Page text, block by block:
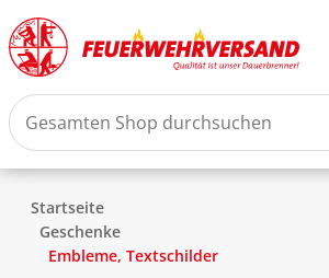
Startseite
Geschenke
Embleme, Textschilder